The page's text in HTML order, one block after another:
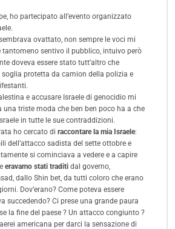
ho partecipato all’evento organizzato
ovattato, non sempre le voci mi
sentivo il pubblico, intuivo però
doveva essere stato tutt’altro che
soglia protetta da camion della polizia e
e accusare Israele di genocidio mi
una triste moda che ben ben poco ha a che
in tutte le sue contraddizioni.
ho cercato di raccontare la mia Israele:
dell’attacco sadista del sette ottobre e
si cominciava a vedere e a capire
eravamo stati traditi dal governo,
dallo Shin bet, da tutti coloro che erano
Dov’erano? Come poteva essere
succedendo? Ci prese una grande paura
la fine del paese ? Un attacco congiunto ?
americana per darci la sensazione di